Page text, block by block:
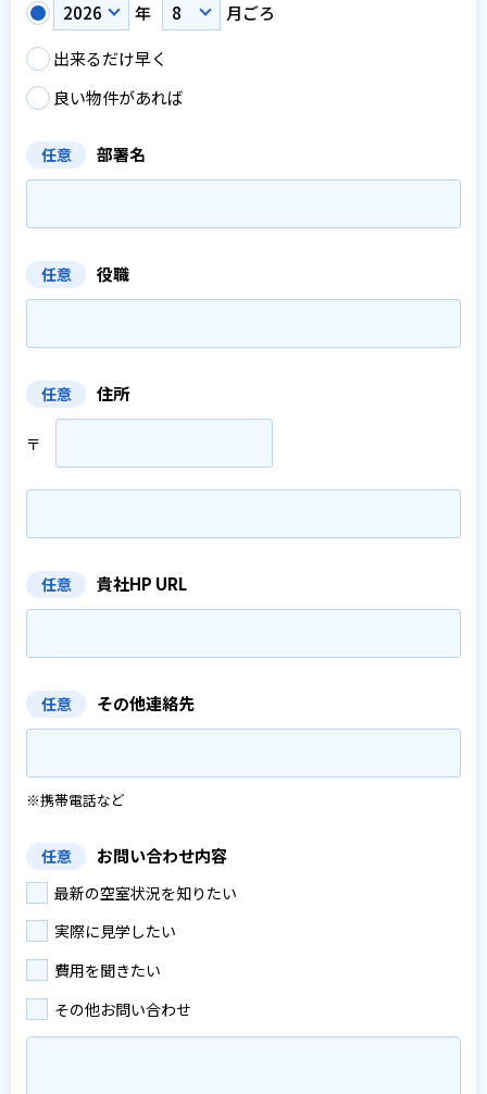
年
月ごろ
出来るだけ早く
良い物件があれば
任意 部署名
任意 役職
任意 住所
〒
任意 貴社HP URL
任意 その他連絡先
※携帯電話など
任意 お問い合わせ内容
最新の空室状況を知りたい
実際に見学したい
費用を聞きたい
その他お問い合わせ